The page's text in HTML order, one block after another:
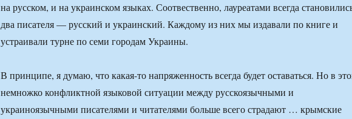
на русском, и на украинском языках. Соотвественно, лауреатами всегда
два писателя — русский и украинский. Каждому из них мы издавали по книге и
устраивали турне по семи городам Украины.
В принципе, я думаю, что какая-то напряженность всегда будет оставаться. Но в
немножко конфликтной языковой ситуации между русскоязычными и
украиноязычными писателями и читателями больше всего страдают … крымские